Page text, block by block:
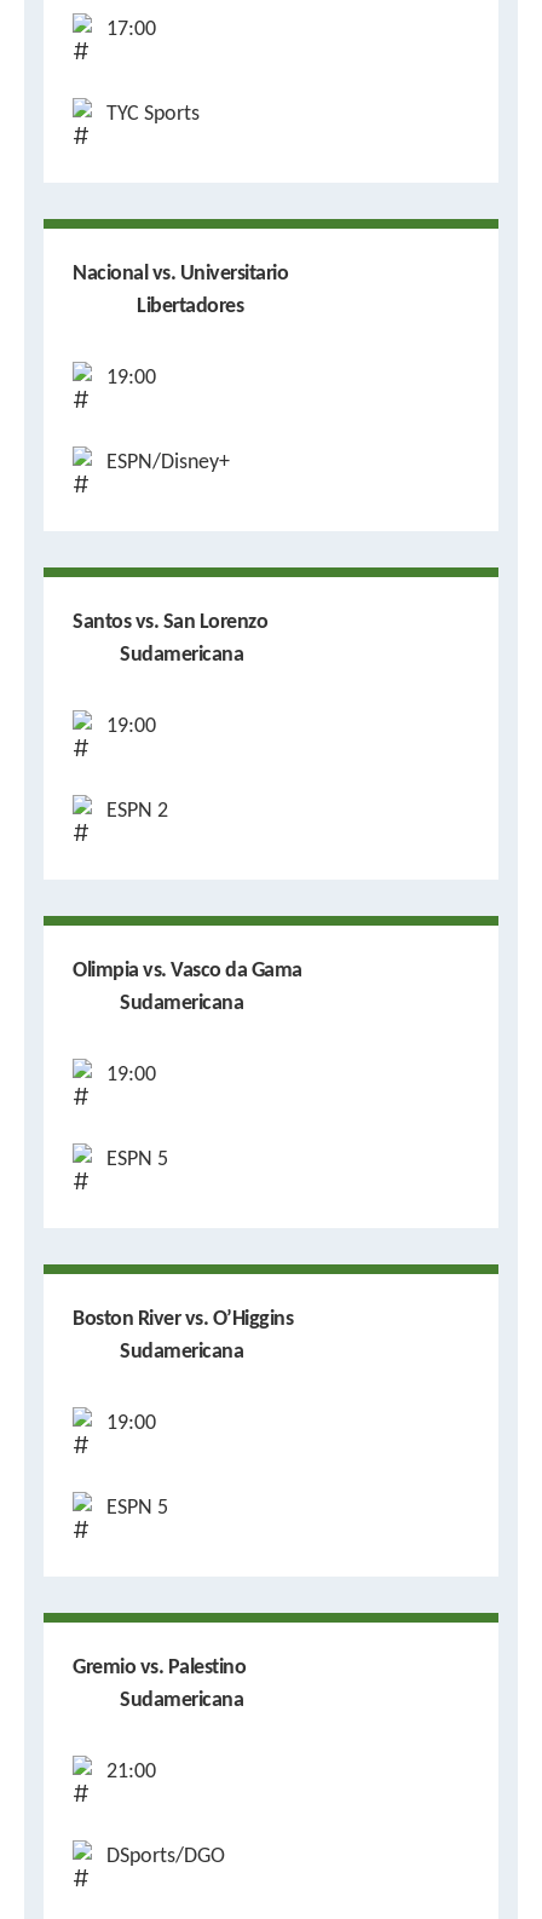
17:00
TYC Sports
Nacional vs. Universitario
Libertadores
19:00
ESPN/Disney+
Santos vs. San Lorenzo
Sudamericana
19:00
ESPN 2
Olimpia vs. Vasco da Gama
Sudamericana
19:00
ESPN 5
Boston River vs. O’Higgins
Sudamericana
19:00
ESPN 5
Gremio vs. Palestino
Sudamericana
21:00
DSports/DGO